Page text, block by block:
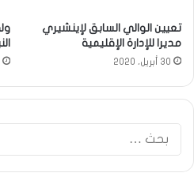
تعيين الوالي السابق لإينشيري
مديرا للإدارة الإقليمية
30 أبريل، 2020